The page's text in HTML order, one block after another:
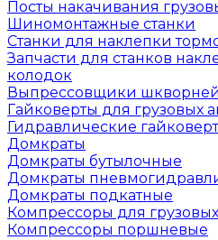
Посты накачивания
Шиномонтажные станки
Станки для наклепки
Запчасти для станков
колодок
Выпрессовщики шкворней
Гайковерты для грузовых
Гидравлические
Домкраты
Домкраты бутылочные
Домкраты
Домкраты подкатные
Компрессоры для грузовых
Компрессоры поршневые